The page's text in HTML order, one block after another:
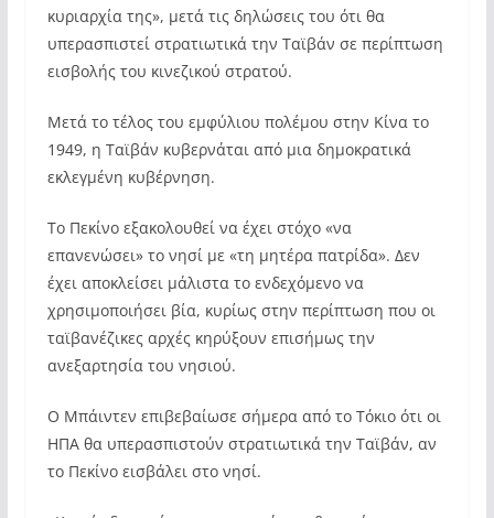
κυριαρχία της», μετά τις δηλώσεις του ότι θα
υπερασπιστεί στρατιωτικά την Ταϊβάν σε περίπτωση
εισβολής του κινεζικού στρατού.
Μετά το τέλος του εμφύλιου πολέμου στην Κίνα το
1949, η Ταϊβάν κυβερνάται από μια δημοκρατικά
εκλεγμένη κυβέρνηση.
Το Πεκίνο εξακολουθεί να έχει στόχο «να
επανενώσει» το νησί με «τη μητέρα πατρίδα». Δεν
έχει αποκλείσει μάλιστα το ενδεχόμενο να
χρησιμοποιήσει βία, κυρίως στην περίπτωση που οι
ταϊβανέζικες αρχές κηρύξουν επισήμως την
ανεξαρτησία του νησιού.
Ο Μπάιντεν επιβεβαίωσε σήμερα από το Τόκιο ότι οι
ΗΠΑ θα υπερασπιστούν στρατιωτικά την Ταϊβάν, αν
το Πεκίνο εισβάλει στο νησί.